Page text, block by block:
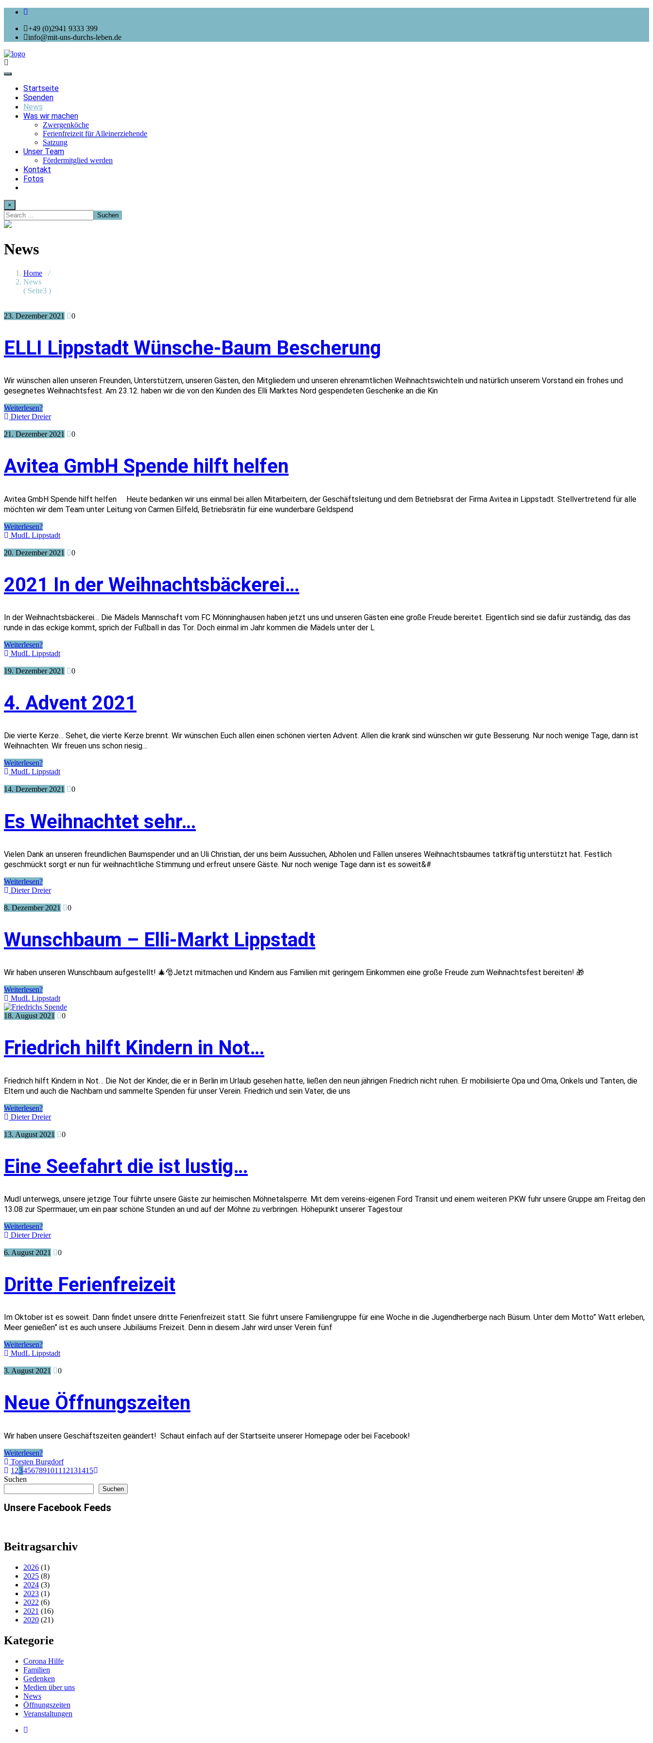
+49 (0)2941 9333 399
info@mit-uns-durchs-leben.de
Toggle
navigationStartseite
Spenden
News
Was wir machen
Zwergenköche
Ferienfreizeit für Alleinerziehende
Satzung
Unser Team
Fördermitglied werden
Kontakt
Fotos
×
News
Home /
News
( Seite3 )
23. Dezember 2021 0
ELLI Lippstadt Wünsche-Baum Bescherung
Wir wünschen allen unseren Freunden, Unterstützern, unseren Gästen, den Mitgliedern und unseren ehrenamtlichen Weihnachtswichteln und natürlich unserem Vorstand ein frohes und
gesegnetes Weihnachtsfest. Am 23.12. haben wir die von den Kunden des Elli Marktes Nord gespendeten Geschenke an die Kin
Weiterlesen?
Dieter Dreier
21. Dezember 2021 0
Avitea GmbH Spende hilft helfen
Avitea GmbH Spende hilft helfen Heute bedanken wir uns einmal bei allen Mitarbeitern, der Geschäftsleitung und dem Betriebsrat der Firma Avitea in Lippstadt. Stellvertretend für alle
möchten wir dem Team unter Leitung von Carmen Eilfeld, Betriebsrätin für eine wunderbare Geldspend
Weiterlesen?
MudL Lippstadt
20. Dezember 2021 0
2021 In der Weihnachtsbäckerei…
In der Weihnachtsbäckerei… Die Mädels Mannschaft vom FC Mönninghausen haben jetzt uns und unseren Gästen eine große Freude bereitet. Eigentlich sind sie dafür zuständig, das das
runde in das eckige kommt, sprich der Fußball in das Tor. Doch einmal im Jahr kommen die Mädels unter der L
Weiterlesen?
MudL Lippstadt
19. Dezember 2021 0
4. Advent 2021
Die vierte Kerze… Sehet, die vierte Kerze brennt. Wir wünschen Euch allen einen schönen vierten Advent. Allen die krank sind wünschen wir gute Besserung. Nur noch wenige Tage, dann ist
Weihnachten. Wir freuen uns schon riesig…
Weiterlesen?
MudL Lippstadt
14. Dezember 2021 0
Es Weihnachtet sehr…
Vielen Dank an unseren freundlichen Baumspender und an Uli Christian, der uns beim Aussuchen, Abholen und Fällen unseres Weihnachtsbaumes tatkräftig unterstützt hat. Festlich
geschmückt sorgt er nun für weihnachtliche Stimmung und erfreut unsere Gäste. Nur noch wenige Tage dann ist es soweit&#
Weiterlesen?
Dieter Dreier
8. Dezember 2021 0
Wunschbaum – Elli-Markt Lippstadt
Wir haben unseren Wunschbaum aufgestellt! 🎄🎅Jetzt mitmachen und Kindern aus Familien mit geringem Einkommen eine große Freude zum Weihnachtsfest bereiten! 🎁
Weiterlesen?
MudL Lippstadt
18. August 2021 0
Friedrich hilft Kindern in Not…
Friedrich hilft Kindern in Not… Die Not der Kinder, die er in Berlin im Urlaub gesehen hatte, ließen den neun jährigen Friedrich nicht ruhen. Er mobilisierte Opa und Oma, Onkels und Tanten, die
Eltern und auch die Nachbarn und sammelte Spenden für unser Verein. Friedrich und sein Vater, die uns
Weiterlesen?
Dieter Dreier
13. August 2021 0
Eine Seefahrt die ist lustig…
Mudl unterwegs, unsere jetzige Tour führte unsere Gäste zur heimischen Möhnetalsperre. Mit dem vereins-eigenen Ford Transit und einem weiteren PKW fuhr unsere Gruppe am Freitag den
13.08 zur Sperrmauer, um ein paar schöne Stunden an und auf der Möhne zu verbringen. Höhepunkt unserer Tagestour
Weiterlesen?
Dieter Dreier
6. August 2021 0
Dritte Ferienfreizeit
Im Oktober ist es soweit. Dann findet unsere dritte Ferienfreizeit statt. Sie führt unsere Familiengruppe für eine Woche in die Jugendherberge nach Büsum. Unter dem Motto” Watt erleben,
Meer genießen” ist es auch unsere Jubiläums Freizeit. Denn in diesem Jahr wird unser Verein fünf
Weiterlesen?
MudL Lippstadt
3. August 2021 0
Neue Öffnungszeiten
Wir haben unsere Geschäftszeiten geändert! Schaut einfach auf der Startseite unserer Homepage oder bei Facebook!
Weiterlesen?
Torsten Burgdorf
1 234567891011 12131415
Suchen
Suchen
Unsere Facebook Feeds
Beitragsarchiv
2026 (1)
2025 (8)
2024 (3)
2023 (1)
2022 (6)
2021 (16)
2020 (21)
Kategorie
Corona Hilfe
Familien
Gedenken
Medien über uns
News
Öffnungszeiten
Veranstaltungen